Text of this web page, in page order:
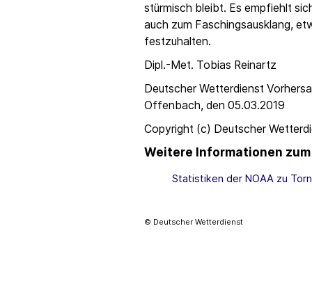
stürmisch bleibt. Es empfiehlt
auch zum Faschingsausklang,
festzuhalten.
Dipl.-Met. Tobias Reinartz
Deutscher Wetterdienst
Offenbach, den 05.03.2019
Copyright (c) Deutscher
Weitere Informationen
Statistiken der NOAA zu
© Deutscher Wetterdienst